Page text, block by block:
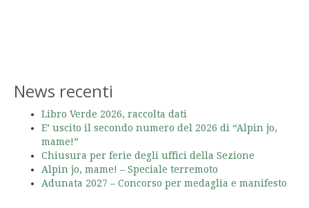
News recenti
Libro Verde 2026, raccolta dati
E’ uscito il secondo numero del 2026 di “Alpin jo,
mame!”
Chiusura per ferie degli uffici della Sezione
Alpin jo, mame! – Speciale terremoto
Adunata 2027 – Concorso per medaglia e manifesto